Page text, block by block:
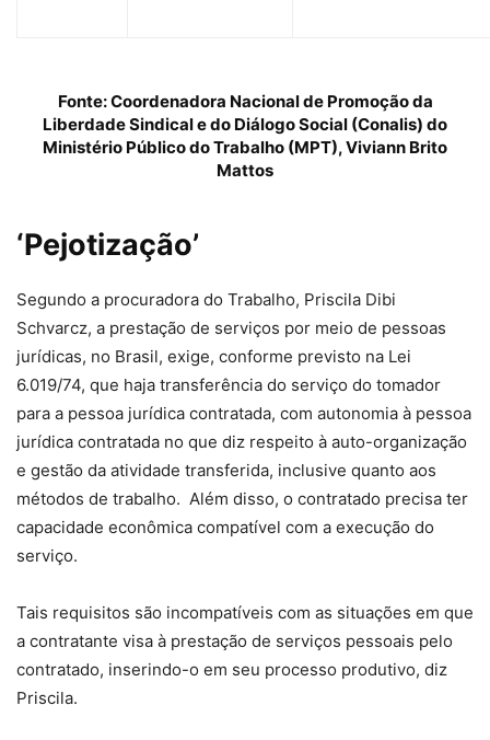
Fonte: Coordenadora Nacional de Promoção da
Liberdade Sindical e do Diálogo Social (Conalis) do
Ministério Público do Trabalho (MPT), Viviann Brito
Mattos
‘Pejotização’
Segundo a procuradora do Trabalho, Priscila Dibi
Schvarcz, a prestação de serviços por meio de pessoas
jurídicas, no Brasil, exige, conforme previsto na Lei
6.019/74, que haja transferência do serviço do tomador
para a pessoa jurídica contratada, com autonomia à pessoa
jurídica contratada no que diz respeito à auto-organização
e gestão da atividade transferida, inclusive quanto aos
métodos de trabalho. Além disso, o contratado precisa ter
capacidade econômica compatível com a execução do
serviço.
Tais requisitos são incompatíveis com as situações em que
a contratante visa à prestação de serviços pessoais pelo
contratado, inserindo-o em seu processo produtivo, diz
Priscila.